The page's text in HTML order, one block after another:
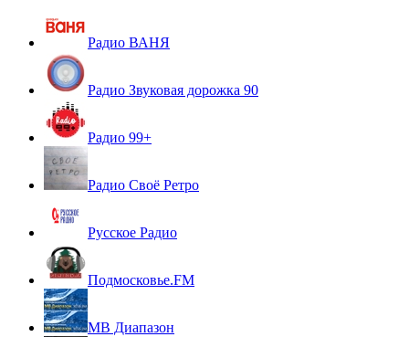
Радио ВАНЯ
Радио Звуковая дорожка 90
Радио 99+
Радио Своё Ретро
Русское Радио
Подмосковье.FM
МВ Диапазон